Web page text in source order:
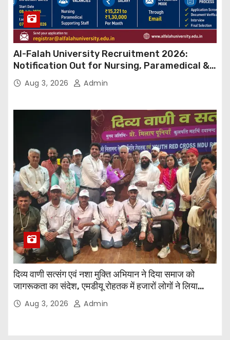
Al-Falah University Recruitment 2026:
Notification Out for Nursing, Paramedical &
Supporting Staff Posts, Apply Through Email
Aug 3, 2026 Admin
दिव्य वाणी सत्संग एवं नशा मुक्ति अभियान ने दिया समाज को
जागरूकता का संदेश, एमडीयू रोहतक में हजारों लोगों ने लिया
संकल्पAug 3, 2026 Admin